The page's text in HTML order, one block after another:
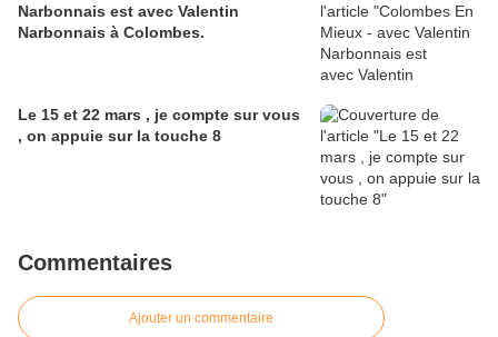
Narbonnais est avec Valentin
Narbonnais à Colombes.
Le 15 et 22 mars , je compte sur vous
, on appuie sur la touche 8
Commentaires
Ajouter un commentaire